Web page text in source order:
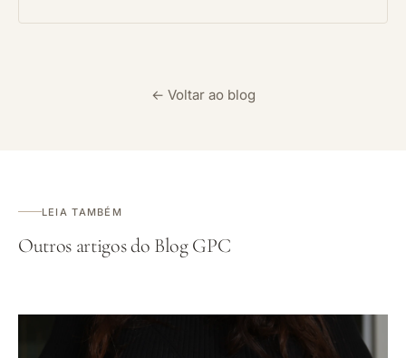
← Voltar ao blog
LEIA TAMBÉM
Outros artigos do Blog GPC